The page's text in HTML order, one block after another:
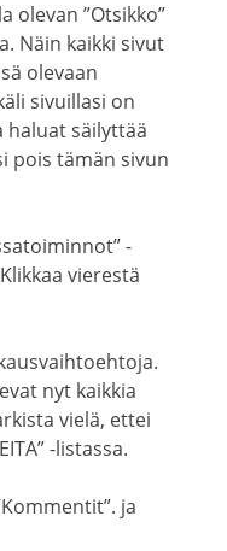
olevan ”Otsikko”
Näin kaikki sivut
olevaan
sivuillasi on
haluat säilyttää
pois tämän sivun
-
vierestä
nyt kaikkia
vielä, ettei
-listassa.
ja